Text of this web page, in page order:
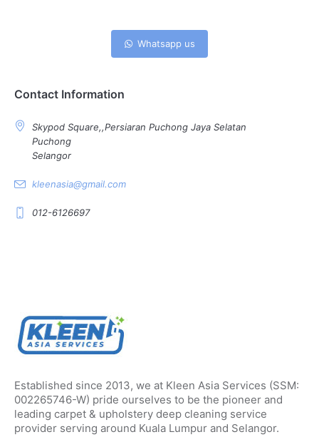
Whatsapp us
Contact Information
Skypod Square,,Persiaran Puchong Jaya Selatan
Puchong
Selangor
kleenasia@gmail.com
012-6126697
Established since 2013, we at Kleen Asia Services (SSM:
002265746-W) pride ourselves to be the pioneer and
leading carpet & upholstery deep cleaning service
provider serving around Kuala Lumpur and Selangor.